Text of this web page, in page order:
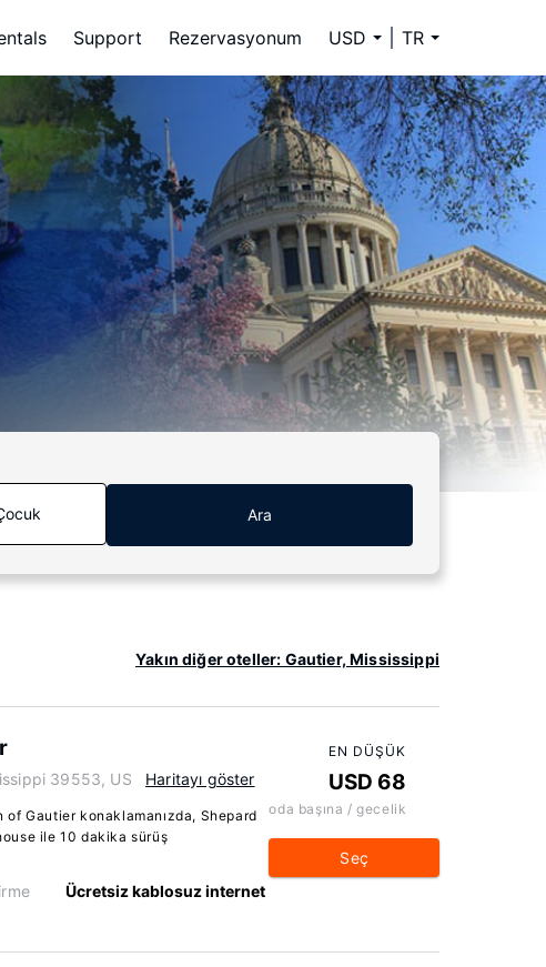
Support Rezervasyonum USD TR
Ara
Yakın diğer oteller: Gautier, Mississippi
39553, US Haritayı göster
Gautier konaklamanızda, Shepard
ile 10 dakika sürüş
Ücretsiz kablosuz internet
EN DÜŞÜK
USD 68
oda başına / gecelik
Seç